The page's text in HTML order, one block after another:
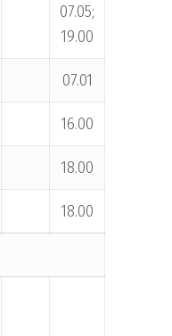
07.05;
19.00
07.01
16.00
18.00
18.00